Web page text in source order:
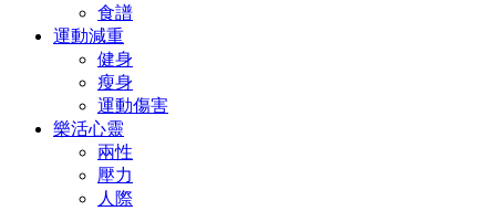
食譜
運動減重
健身
瘦身
運動傷害
樂活心靈
兩性
壓力
人際